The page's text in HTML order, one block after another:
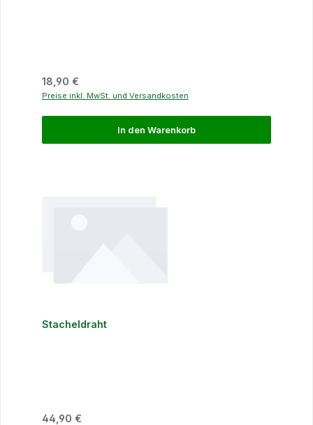
Regulärer Preis:
18,90 €
Preise inkl. MwSt. und Versandkosten
In den Warenkorb
Stacheldraht
Regulärer Preis:
44,90 €